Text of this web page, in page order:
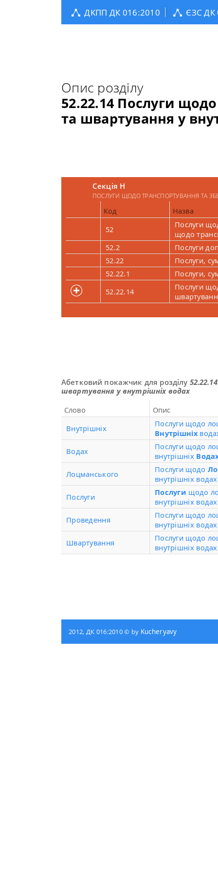
ДКПП ДК 016:2010 ЄЗС ДК
Опис розділу
52.22.14 Послуги
та швартування у
Секція H
ПОСЛУГИ ЩОДО ТРАНСПОРТУВАННЯ ТА
Код
Назва
52
Послуги
щодо
52.2
Послуги
52.22
Послуги,
52.22.1
Послуги,
52.22.14
Послуги
Абетковий покажчик для розділу
швартування у внутрішніх водах
Слово
Опис
Внутрішніх
Послуги щодо
Внутрішніх
Водах
Послуги щодо
внутрішніх
Лоцманського
Послуги щодо
внутрішніх водах
Послуги
Послуги щодо
внутрішніх водах
Проведення
Послуги щодо
внутрішніх водах
Швартування
Послуги щодо
внутрішніх водах
2012, ДК 016:2010 © by Kucheryavy